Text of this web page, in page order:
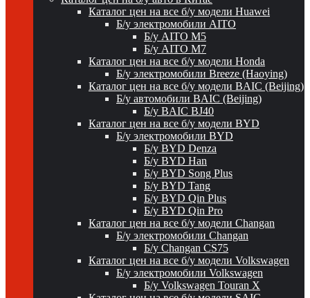
Каталог цен на все б/у модели Huawei
Б/у электромобили AITO
Б/у AITO M5
Б/у AITO M7
Каталог цен на все б/у модели Honda
Б/у электромобили Breeze (Haoying)
Каталог цен на все б/у модели BAIC (Beijing)
Б/у автомобили BAIC (Beijing)
Б/у BAIC BJ40
Каталог цен на все б/у модели BYD
Б/у электромобили BYD
Б/у BYD Denza
Б/у BYD Han
Б/у BYD Song Plus
Б/у BYD Tang
Б/у BYD Qin Plus
Б/у BYD Qin Pro
Каталог цен на все б/у модели Changan
Б/у электромобили Changan
Б/у Changan CS75
Каталог цен на все б/у модели Volkswagen
Б/у электромобили Volkswagen
Б/у Volkswagen Touran X